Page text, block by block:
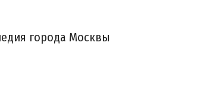
города Москвы